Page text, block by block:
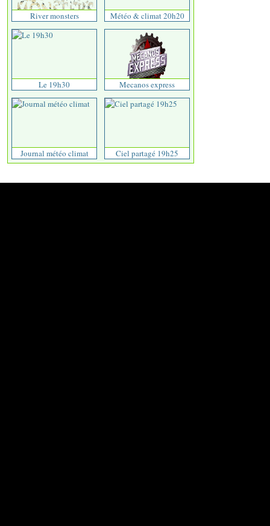
River monsters Météo & climat 20h20
Le 19h30 Mecanos express
Journal météo climat Ciel partagé 19h25